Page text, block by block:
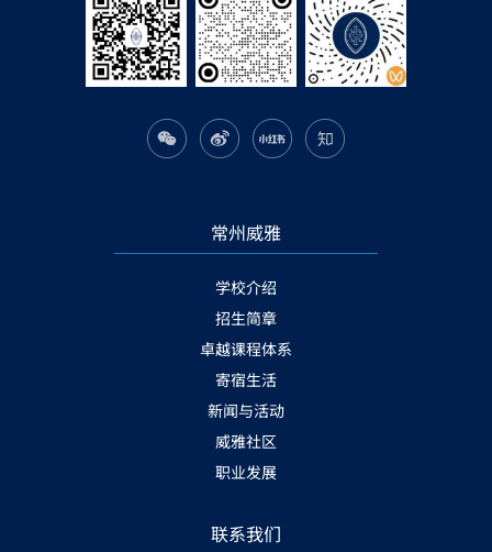
常州威雅
学校介绍
招生简章
卓越课程体系
寄宿生活
新闻与活动
威雅社区
职业发展
联系我们